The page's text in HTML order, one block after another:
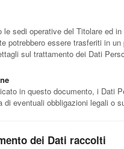
sedi operative del Titolare ed
potrebbero essere trasferiti in
sul trattamento dei Dati
in questo documento, i Dati
di eventuali obbligazioni legali o
dei Dati raccolti